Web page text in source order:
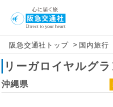
阪急交通社トップ > 国内旅行
リーガロイヤルグ
沖縄県